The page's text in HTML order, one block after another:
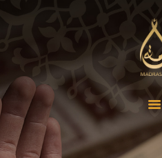
About
Events